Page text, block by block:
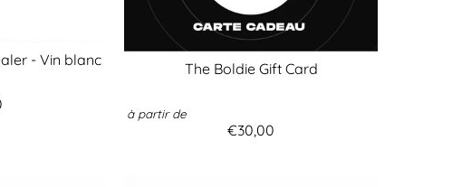
- Vin blanc The Boldie Gift Card
à partir de
€30,00